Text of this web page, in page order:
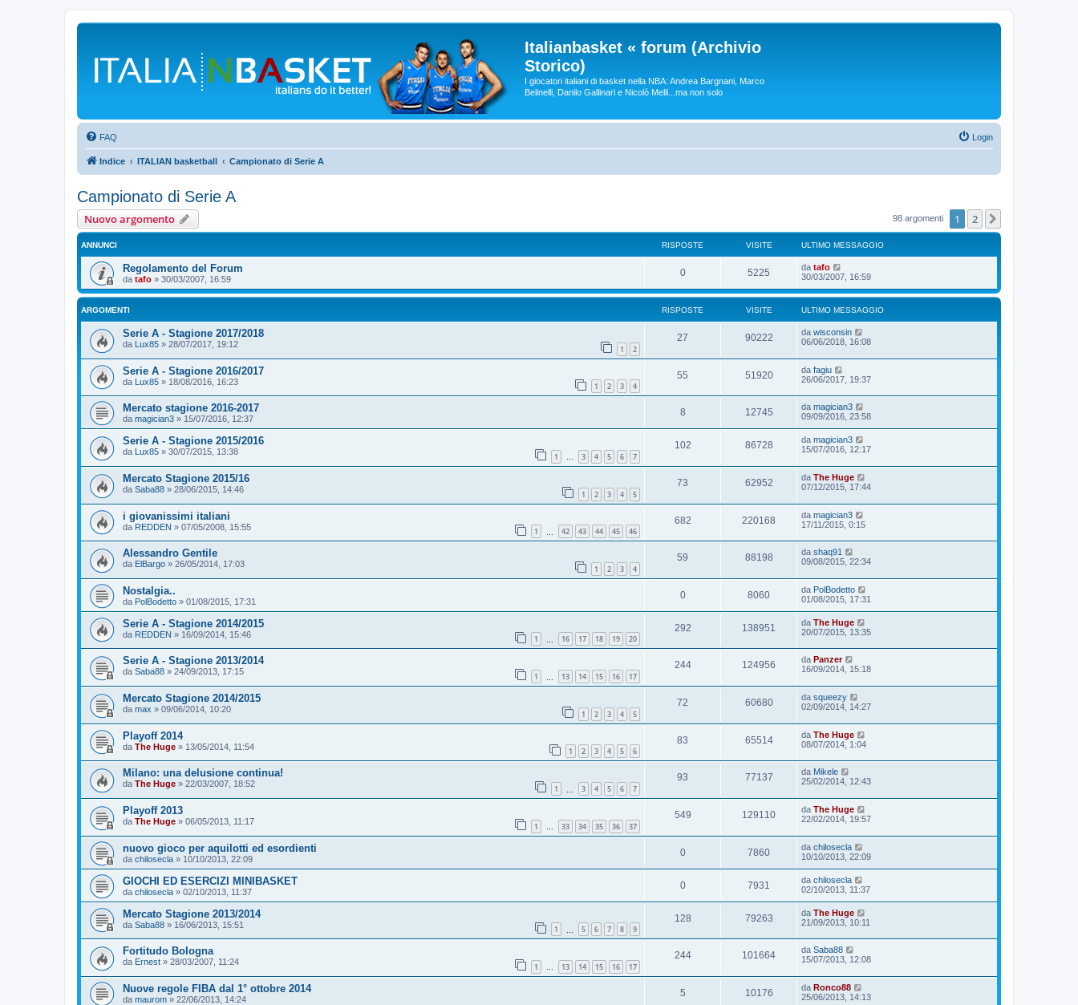
Italianbasket « forum (Archivio
Storico)
I giocatori italiani di basket nella NBA: Andrea Bargnani, Marco
Belinelli, Danilo Gallinari e Nicolò Melli...ma non solo
FAQ Login
Indice ITALIAN basketball Campionato di Serie A
Campionato di Serie A
Nuovo argomento 98 argomenti 1 2
ANNUNCI RISPOSTE VISITE ULTIMO MESSAGGIO
Regolamento del Forum
da tafo » 30/03/2007, 16:59
0 5225 da tafo
30/03/2007, 16:59
ARGOMENTI RISPOSTE VISITE ULTIMO MESSAGGIO
Serie A - Stagione 2017/2018
da Lux85 » 28/07/2017, 19:12 1 2
27 90222 da wisconsin
06/06/2018, 16:08
Serie A - Stagione 2016/2017
da Lux85 » 18/08/2016, 16:23 1 2 3 4
55 51920 da fagiu
26/06/2017, 19:37
Mercato stagione 2016-2017
da magician3 » 15/07/2016, 12:37
8 12745 da magician3
09/09/2016, 23:58
Serie A - Stagione 2015/2016
da Lux85 » 30/07/2015, 13:38 1 … 3 4 5 6 7
102 86728 da magician3
15/07/2016, 12:17
Mercato Stagione 2015/16
da Saba88 » 28/06/2015, 14:46 1 2 3 4 5
73 62952 da The Huge
07/12/2015, 17:44
i giovanissimi italiani
da REDDEN » 07/05/2008, 15:55 1 42 43 44 45 46
682 220168 da magician3
17/11/2015, 0:15
Alessandro Gentile
da ElBargo » 26/05/2014, 17:03 1 2 3 4
59 88198 da shaq91
09/08/2015, 22:34
Nostalgia..
da PolBodetto » 01/08/2015, 17:31
0 8060 da PolBodetto
01/08/2015, 17:31
Serie A - Stagione 2014/2015
da REDDEN » 16/09/2014, 15:46 1 16 17 18 19 20
292 138951 da The Huge
20/07/2015, 13:35
Serie A - Stagione 2013/2014
da Saba88 » 24/09/2013, 17:15 1 13 14 15 16 17
244 124956 da Panzer
16/09/2014, 15:18
Mercato Stagione 2014/2015
da max » 09/06/2014, 10:20 1 2 3 4 5
72 60680 da squeezy
02/09/2014, 14:27
Playoff 2014
da The Huge » 13/05/2014, 11:54 1 2 3 4 5 6
83 65514 da The Huge
08/07/2014, 1:04
Milano: una delusione continua!
da The Huge » 22/03/2007, 18:52 1 3 4 5 6 7
93 77137 da Mikele
25/02/2014, 12:43
Playoff 2013
da The Huge » 06/05/2013, 11:17 1 … 33 34 35 36 37
549 129110 da The Huge
22/02/2014, 19:57
nuovo gioco per aquilotti ed esordienti
da chilosecla » 10/10/2013, 22:09
0 7860 da chilosecla
10/10/2013, 22:09
GIOCHI ED ESERCIZI MINIBASKET
da chilosecla » 02/10/2013, 11:37
0 7931 da chilosecla
02/10/2013, 11:37
Mercato Stagione 2013/2014
da Saba88 » 16/06/2013, 15:51 1 5 6 7 8 9
128 79263 da The Huge
21/09/2013, 10:11
Fortitudo Bologna
da Ernest » 28/03/2007, 11:24 1 … 13 14 15 16 17
244 101664 da Saba88
15/07/2013, 12:08
Nuove regole FIBA dal 1° ottobre 2014
da maurom » 22/06/2013, 14:24
5 10176 da Ronco88
25/06/2013, 14:13